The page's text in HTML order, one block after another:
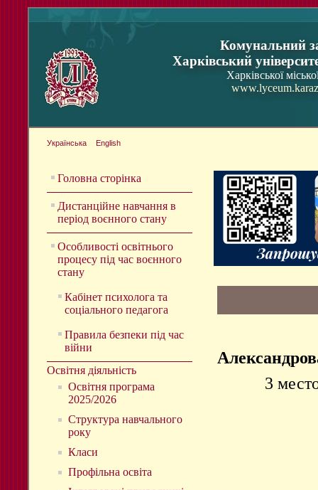
Комунальний
Харківський
Харківської
Українська English
Головна сторінка
Дистанційне навчання в
період воєнного стану
Особливості освітнього
процесу під час воєнного
стану
Кабінет психолога та
соціального педагога
Правила безпеки під час
війни
Освітня діяльність
Освітня програма
2025/2026
Структура навчального
року
Класи
Профільна освіта
3